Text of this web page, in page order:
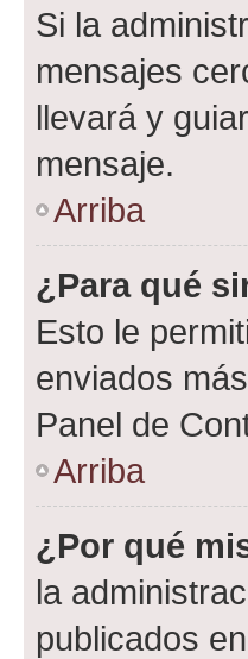
Si la
mensajes
llevará y
mensaje.
Arriba
¿Para qué
Esto le
enviados
Panel de
Arriba
¿Por qué
la
publicados